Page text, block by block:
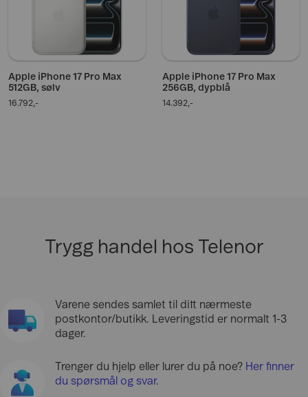
Apple iPhone 17 Pro Max
512GB, sølv
16.792,-
Apple iPhone 17 Pro Max
256GB, dypblå
14.392,-
Trygg handel hos Telenor
Varene sendes samlet til ditt nærmeste
postkontor/butikk. Leveringstid er normalt 1-3
dager.
Trenger du hjelp eller lurer du på noe? Her finner
du spørsmål og svar.